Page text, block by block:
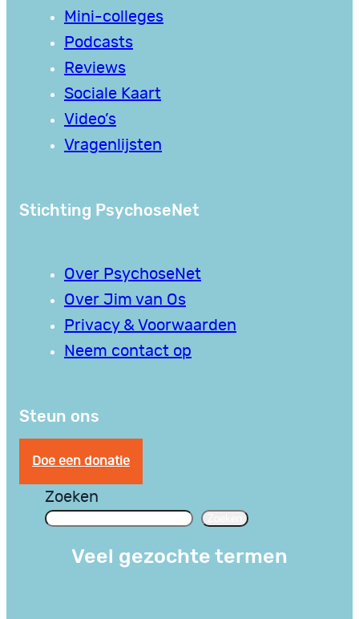
Mini-colleges
Podcasts
Reviews
Sociale Kaart
Video’s
Vragenlijsten
Stichting PsychoseNet
Over PsychoseNet
Over Jim van Os
Privacy & Voorwaarden
Neem contact op
Steun ons
Doe een donatie
Zoeken
Veel gezochte termen